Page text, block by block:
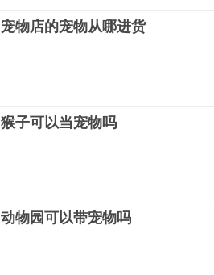
宠物店的宠物从哪进货
猴子可以当宠物吗
动物园可以带宠物吗